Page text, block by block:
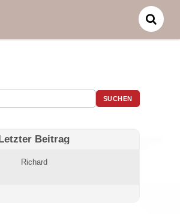
Letzter Beitrag
Richard